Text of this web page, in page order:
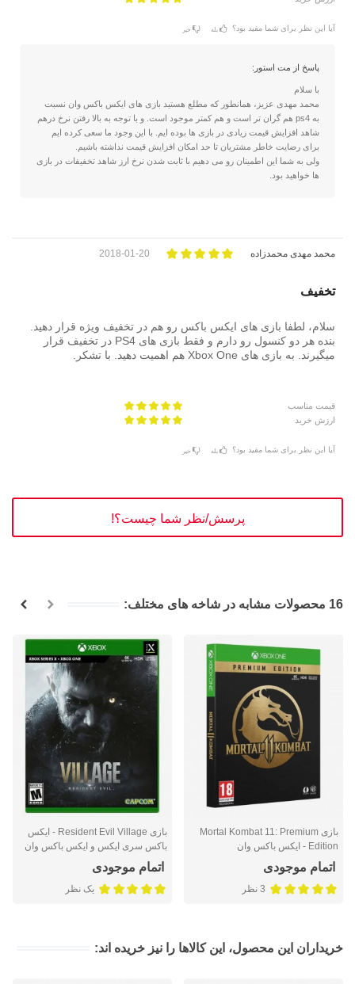
آیا این نظر برای شما مفید بود؟ بله خیر
پاسخ از مت استور:
با سلام
محمد مهدی عزیز، همانطور که مطلع هستید بازی های ایکس باکس وان نسبت
به ps4 هم گران تر است و هم کمتر موجود است. و با توجه به بالا رفتن نرخ درهم
شاهد افزایش قیمت زیادی در بازی ها بوده ایم. با این وجود ما سعی کرده ایم
برای رضایت خاطر مشتریان تا حد امکان افزایش قیمت نداشته باشیم.
ولی به شما این اطمینان رو می دهیم با ثابت شدن نرخ ارز شاهد تخفیفات در بازی
ها خواهید بود.
محمد مهدی محمدزاده 2018-01-20
تخفیف
سلام، لطفا بازی های ایکس باکس رو هم در تخفیف ویژه قرار دهید.
بنده هر دو کنسول رو دارم و فقط بازی های PS4 در تخفیف قرار
میگیرند. به بازی های Xbox One هم اهمیت دهید. با تشکر.
قیمت مناسب
ارزش خرید
آیا این نظر برای شما مفید بود؟ بله خیر
پرسش/نظر شما چیست؟!
16 محصولات مشابه در شاخه های مختلف:
بازی Mortal Kombat 11: Premium
Edition - ایکس باکس وان
اتمام موجودی
3 نظر
بازی Resident Evil Village - ایکس
باکس سری ایکس و ایکس باکس وان
اتمام موجودی
یک نظر
خریداران این محصول، این کالاها را نیز خریده اند: